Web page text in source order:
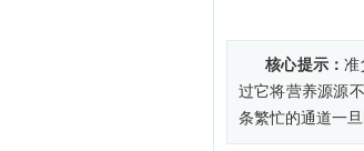
核心提示：准
过它将营养源源
条繁忙的通道一